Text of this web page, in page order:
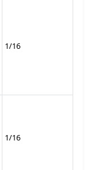
1/16
1/16